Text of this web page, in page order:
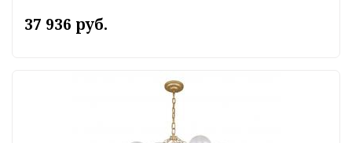
37 936 руб.